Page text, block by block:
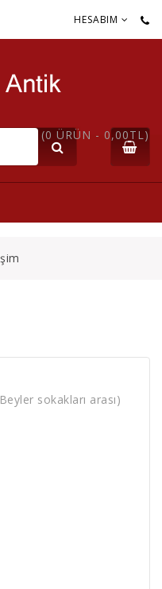
HESABIM
(0 ÜRÜN - 0,00TL)
sokakları arası)